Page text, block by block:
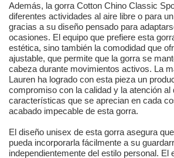
Además, la gorra Cotton Chino Classic
diferentes actividades al aire libre o para
gracias a su diseño pensado para
ocasiones. El equipo que prefiere esta
estética, sino también la comodidad que
ajustable, que permite que la gorra se
cabeza durante movimientos activos. La
Lauren ha logrado con esta pieza un
compromiso con la calidad y la atención al
características que se aprecian en cada
acabado impecable de esta gorra.
El diseño unisex de esta gorra asegura
pueda incorporarla fácilmente a su
independientemente del estilo personal. El